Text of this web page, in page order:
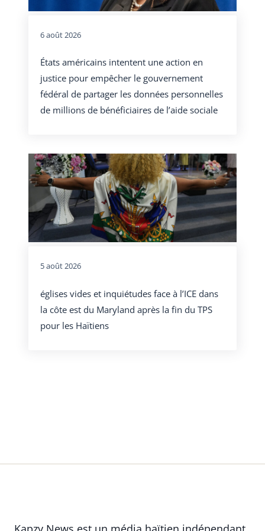
6 août 2026
États américains intentent une action en
justice pour empêcher le gouvernement
fédéral de partager les données personnelles
de millions de bénéficiaires de l’aide sociale
5 août 2026
églises vides et inquiétudes face à l’ICE dans
la côte est du Maryland après la fin du TPS
pour les Haïtiens